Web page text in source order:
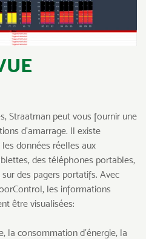
Straatman peut vous fournir une
d’amarrage. Il existe
données réelles aux
des téléphones portables,
des pagers portatifs. Avec
les informations
être visualisées:
la consommation d’énergie, la